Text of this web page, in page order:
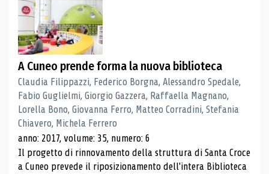
A Cuneo prende forma la nuova biblioteca
Claudia Filippazzi, Federico Borgna, Alessandro Spedale,
Fabio Guglielmi, Giorgio Gazzera, Raffaella Magnano,
Lorella Bono, Giovanna Ferro, Matteo Corradini, Stefania
Chiavero, Michela Ferrero
anno: 2017, volume: 35, numero: 6
Il progetto di rinnovamento della struttura di Santa Croce
a Cuneo prevede il riposizionamento dell'intera Biblioteca